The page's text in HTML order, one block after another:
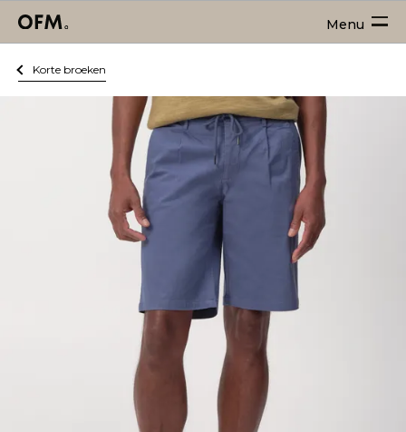
Menu
Korte broeken